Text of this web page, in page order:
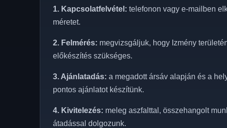
1. Kapcsolatfelvétel: telefonon vagy e-mailben
méretet.
2. Felmérés: megvizsgáljuk, hogy Izmény
előkészítés szükséges.
3. Ajánlatadás: a megadott ársáv alapján és a
pontos ajánlatot készítünk.
4. Kivitelezés: meleg aszfalttal, összehangolt
átadással dolgozunk.